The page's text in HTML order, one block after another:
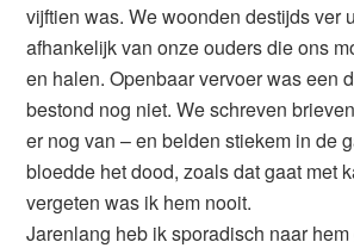
vijftien was. We woonden destijds ver
afhankelijk van onze ouders die ons
en halen. Openbaar vervoer was een
bestond nog niet. We schreven
er nog van – en belden stiekem in de
bloedde het dood, zoals dat gaat met
vergeten was ik hem nooit.
Jarenlang heb ik sporadisch naar